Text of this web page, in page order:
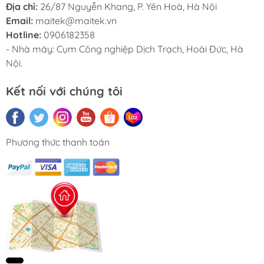
Địa chỉ: 26/87 Nguyễn Khang, P. Yên Hoà, Hà Nội
Email: maitek@maitek.vn
Hotline: 0906182358
- Nhà máy: Cụm Công nghiệp Dịch Trạch, Hoài Đức, Hà
Nội.
Kết nối với chúng tôi
Phương thức thanh toán